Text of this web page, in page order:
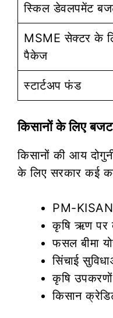
स्किल डेवलपमेंट
MSME सेक्टर के
पैकेज
स्टार्टअप फंड
किसानों के लिए
किसानों की आय
के लिए सरकार कई
PM-KISAN
कृषि ऋण पर
फसल बीमा
सिंचाई
कृषि उपकरणों
किसान